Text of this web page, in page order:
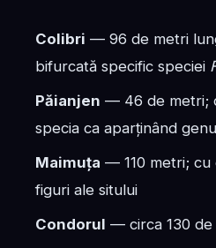
Colibri — 96 de metri
bifurcată specific speciei
Păianjen — 46 de metri;
specia ca aparținând
Maimuța — 110 metri; cu
figuri ale sitului
Condorul — circa 130 de